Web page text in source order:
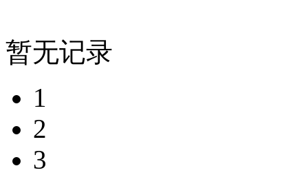
暂无记录
1
2
3